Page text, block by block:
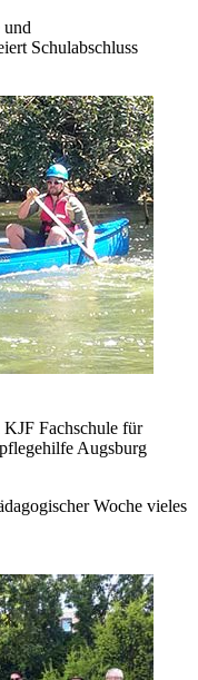
und
Schulabschluss
Fachschule für
Augsburg
Woche vieles